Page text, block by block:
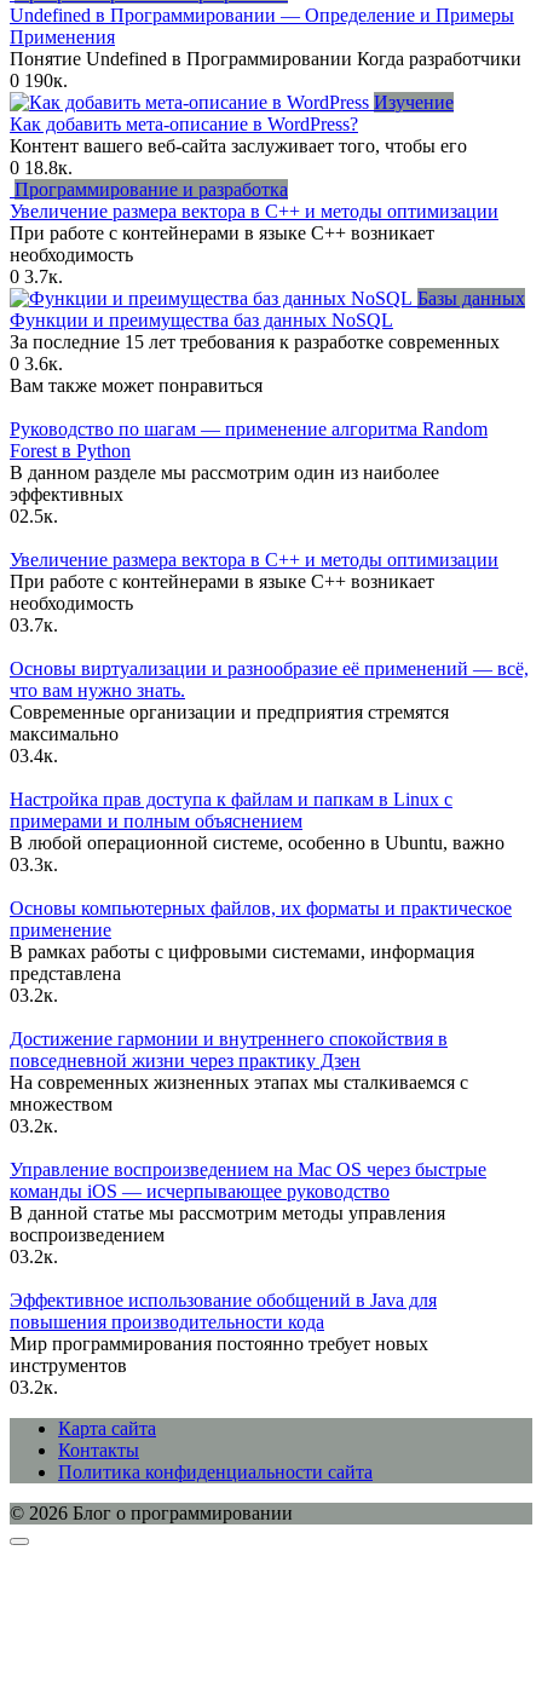
Undefined в Программировании — Определение и Примеры
Применения
Понятие Undefined в Программировании Когда разработчики
0 190к.
Изучение
Как добавить мета-описание в WordPress?
Контент вашего веб-сайта заслуживает того, чтобы его
0 18.8к.
Программирование и разработка
Увеличение размера вектора в C++ и методы оптимизации
При работе с контейнерами в языке C++ возникает
необходимость
0 3.7к.
Базы данных
Функции и преимущества баз данных NoSQL
За последние 15 лет требования к разработке современных
0 3.6к.
Вам также может понравиться
Руководство по шагам — применение алгоритма Random
Forest в Python
В данном разделе мы рассмотрим один из наиболее
эффективных
02.5к.
Увеличение размера вектора в C++ и методы оптимизации
При работе с контейнерами в языке C++ возникает
необходимость
03.7к.
Основы виртуализации и разнообразие её применений — всё,
что вам нужно знать.
Современные организации и предприятия стремятся
максимально
03.4к.
Настройка прав доступа к файлам и папкам в Linux с
примерами и полным объяснением
В любой операционной системе, особенно в Ubuntu, важно
03.3к.
Основы компьютерных файлов, их форматы и практическое
применение
В рамках работы с цифровыми системами, информация
представлена
03.2к.
Достижение гармонии и внутреннего спокойствия в
повседневной жизни через практику Дзен
На современных жизненных этапах мы сталкиваемся с
множеством
03.2к.
Управление воспроизведением на Mac OS через быстрые
команды iOS — исчерпывающее руководство
В данной статье мы рассмотрим методы управления
воспроизведением
03.2к.
Эффективное использование обобщений в Java для
повышения производительности кода
Мир программирования постоянно требует новых
инструментов
03.2к.
Карта сайта
Контакты
Политика конфиденциальности сайта
© 2026 Блог о программировании